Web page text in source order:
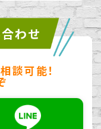
わせ
談可能！